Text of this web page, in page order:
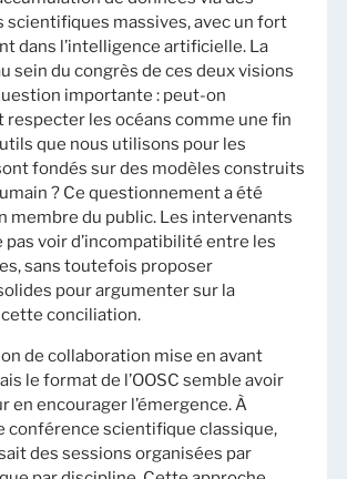
scientifiques massives, avec un fort
dans l’intelligence artificielle. La
sein du congrès de ces deux visions
importante : peut-on
les océans comme une fin
que nous utilisons pour les
fondés sur des modèles construits
? Ce questionnement a été
membre du public. Les intervenants
voir d’incompatibilité entre les
sans toutefois proposer
pour argumenter sur la
conciliation.
de collaboration mise en avant
le format de l’OOSC semble avoir
en encourager l’émergence. À
conférence scientifique classique,
des sessions organisées par